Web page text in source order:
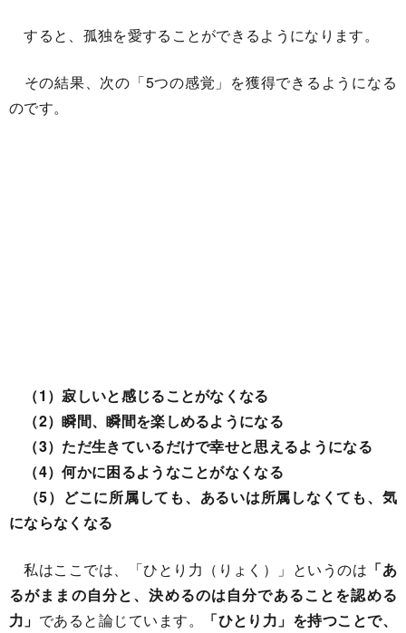
すると、孤独を愛することができるようになります。
その結果、次の「5つの感覚」を獲得できるようになる
のです。
（1）寂しいと感じることがなくなる
（2）瞬間、瞬間を楽しめるようになる
（3）ただ生きているだけで幸せと思えるようになる
（4）何かに困るようなことがなくなる
（5）どこに所属しても、あるいは所属しなくても、気
にならなくなる
私はここでは、「ひとり力（りょく）」というのは 「あ
るがままの自分と、決めるのは自分であることを認める
力」 であると論じています。
「ひとり力」を持つことで、